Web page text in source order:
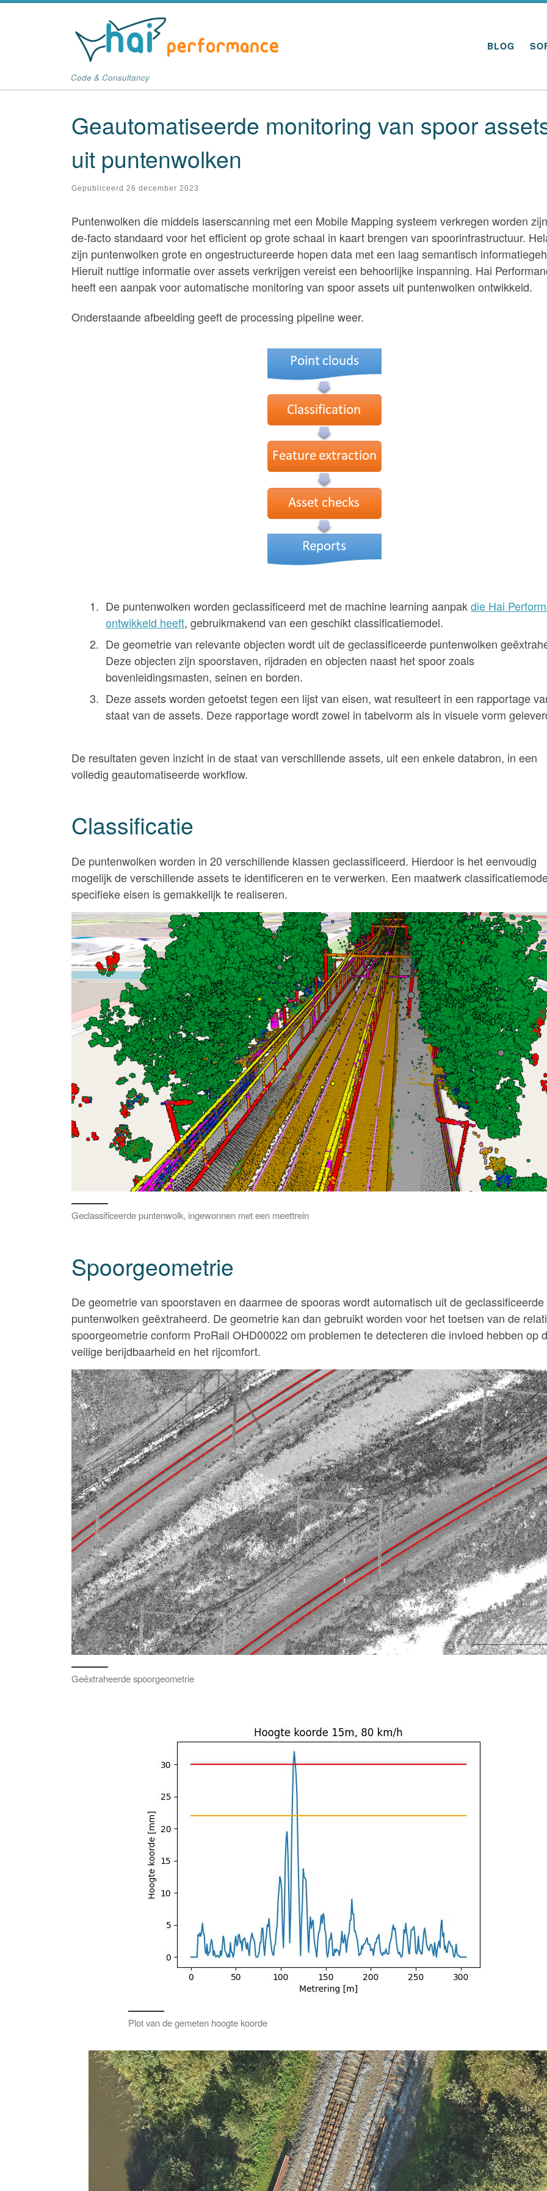
Code & Consultancy
BLOG
Geautomatiseerde monitoring van spoor
uit puntenwolken
Gepubliceerd 26 december 2023
Puntenwolken die middels laserscanning met een Mobile Mapping systeem verkregen worden
de-facto standaard voor het efficient op grote schaal in kaart brengen van spoorinfrastructuur.
zijn puntenwolken grote en ongestructureerde hopen data met een laag semantisch
Hieruit nuttige informatie over assets verkrijgen vereist een behoorlijke inspanning. Hai
heeft een aanpak voor automatische monitoring van spoor assets uit puntenwolken ontwikkeld.
Onderstaande afbeelding geeft de processing pipeline weer.
De puntenwolken worden geclassificeerd met de machine learning aanpakdie Hai
ontwikkeld heeft, gebruikmakend van een geschikt classificatiemodel.
De geometrie van relevante objecten wordt uit de geclassificeerde puntenwolken
Deze objecten zijn spoorstaven, rijdraden en objecten naast het spoor zoals
bovenleidingsmasten, seinen en borden.
Deze assets worden getoetst tegen een lijst van eisen, wat resulteert in een rapportage
staat van de assets. Deze rapportage wordt zowel in tabelvorm als in visuele vorm
De resultaten geven inzicht in de staat van verschillende assets, uit een enkele databron, in een
volledig geautomatiseerde workflow.
Classificatie
De puntenwolken worden in 20 verschillende klassen geclassificeerd. Hierdoor is het eenvoudig
mogelijk de verschillende assets te identificeren en te verwerken. Een maatwerk
specifieke eisen is gemakkelijk te realiseren.
Geclassificeerde puntenwolk, ingewonnen met een meettrein
Spoorgeometrie
De geometrie van spoorstaven en daarmee de spooras wordt automatisch uit de geclassificeerde
puntenwolken geëxtraheerd. De geometrie kan dan gebruikt worden voor het toetsen van de
spoorgeometrie conform ProRail OHD00022 om problemen te detecteren die invloed hebben op
veilige berijdbaarheid en het rijcomfort.
Geëxtraheerde spoorgeometrie
Plot van de gemeten hoogte koorde